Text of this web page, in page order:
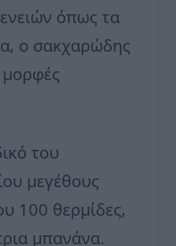
όπως τα
ο σακχαρώδης
μορφές
του
μεγέθους
100 θερμίδες,
μπανάνα.